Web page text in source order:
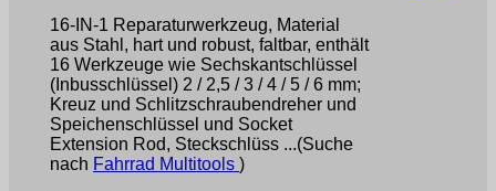
16-IN-1 Reparaturwerkzeug, Material
aus Stahl, hart und robust, faltbar, enthält
16 Werkzeuge wie Sechskantschlüssel
(Inbusschlüssel) 2 / 2,5 / 3 / 4 / 5 / 6 mm;
Kreuz und Schlitzschraubendreher und
Speichenschlüssel und Socket
Extension Rod, Steckschlüss ...(Suche
nach Fahrrad Multitools )